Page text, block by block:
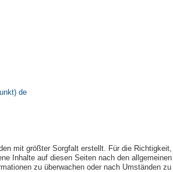
de
mit größter Sorgfalt erstellt. Für die
Inhalte auf diesen Seiten nach den
zu überwachen oder nach Umständen